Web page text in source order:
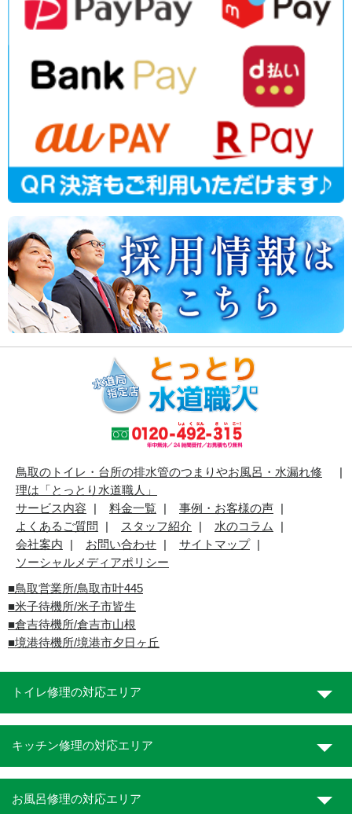
鳥取のトイレ・台所の排水管のつまりやお風呂・水漏れ修
理は「とっとり水道職人」
サービス内容
料金一覧
事例・お客様の声
よくあるご質問
スタッフ紹介
水のコラム
会社案内
お問い合わせ
サイトマップ
ソーシャルメディアポリシー
■鳥取営業所/鳥取市叶445
■米子待機所/米子市皆生
■倉吉待機所/倉吉市山根
■境港待機所/境港市夕日ヶ丘
トイレ修理の対応エリア
キッチン修理の対応エリア
お風呂修理の対応エリア